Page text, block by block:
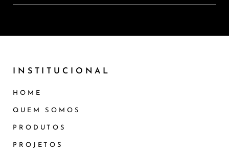
INSTITUCIONAL
HOME
QUEM SOMOS
PRODUTOS
PROJETOS